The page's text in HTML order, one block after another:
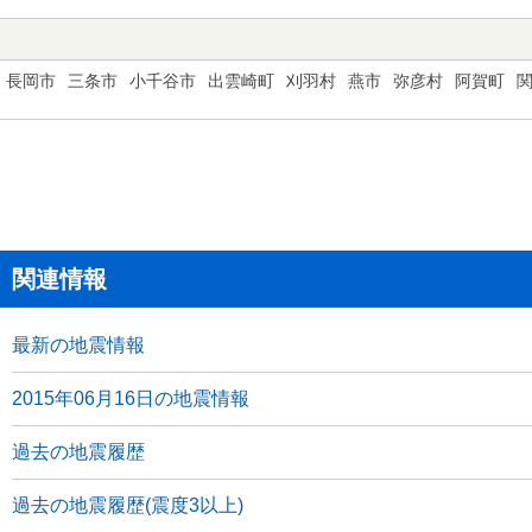
長岡市 三条市 小千谷市 出雲崎町 刈羽村 燕市 弥彦村 阿賀町
関連情報
最新の地震情報
2015年06月16日の地震情報
過去の地震履歴
過去の地震履歴(震度3以上)